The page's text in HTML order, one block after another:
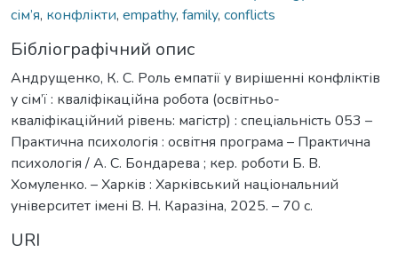
сім’я, конфлікти, empathy, family, conflicts
Бібліографічний опис
Андрущенко, К. С. Роль емпатії у вирішенні конфліктів
у сім’ї : кваліфікаційна робота (освітньо-
кваліфікаційний рівень: магістр) : спеціальність 053 –
Практична психологія : освітня програма – Практична
психологія / А. С. Бондарева ; кер. роботи Б. В.
Хомуленко. – Харків : Харківський національний
університет імені В. Н. Каразіна, 2025. – 70 с.
URI